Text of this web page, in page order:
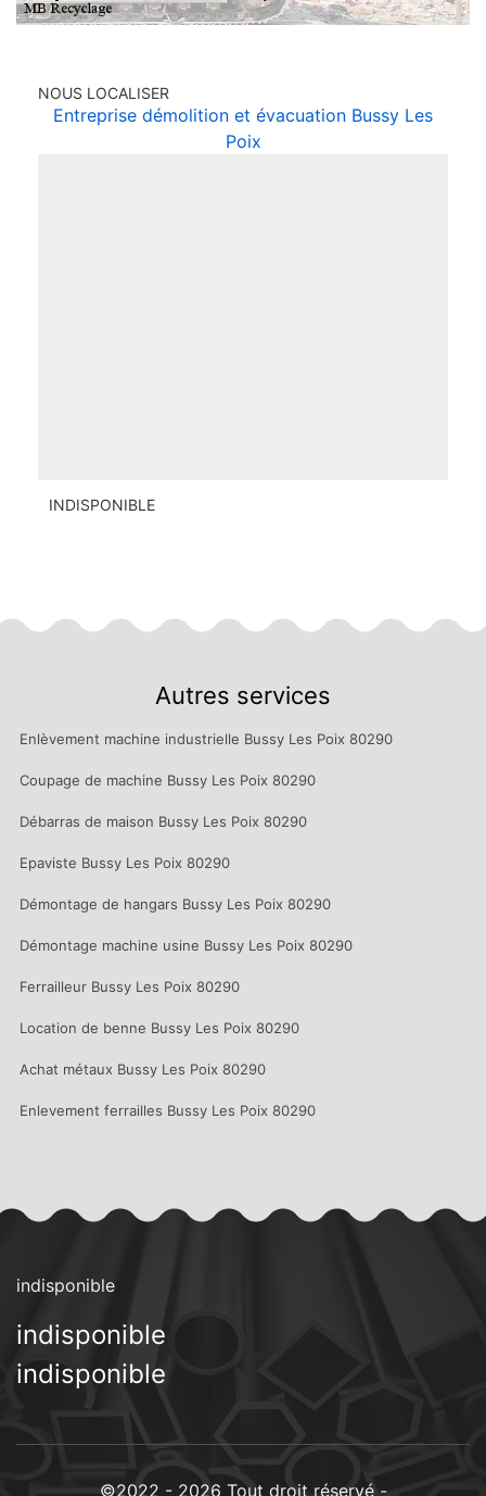
NOUS LOCALISER
Entreprise démolition et évacuation Bussy Les
Poix
INDISPONIBLE
Autres services
Enlèvement machine industrielle Bussy Les Poix 80290
Coupage de machine Bussy Les Poix 80290
Débarras de maison Bussy Les Poix 80290
Epaviste Bussy Les Poix 80290
Démontage de hangars Bussy Les Poix 80290
Démontage machine usine Bussy Les Poix 80290
Ferrailleur Bussy Les Poix 80290
Location de benne Bussy Les Poix 80290
Achat métaux Bussy Les Poix 80290
Enlevement ferrailles Bussy Les Poix 80290
indisponible
indisponible
indisponible
©2022 - 2026 Tout droit réservé -